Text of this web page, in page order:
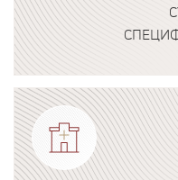
Подробнее о программе